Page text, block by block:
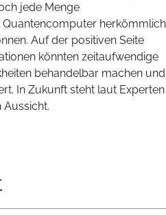
jede Menge
Quantencomputer
Auf der positiven Seite
könnten zeitaufwendige
behandelbar machen und
In Zukunft steht laut Experten